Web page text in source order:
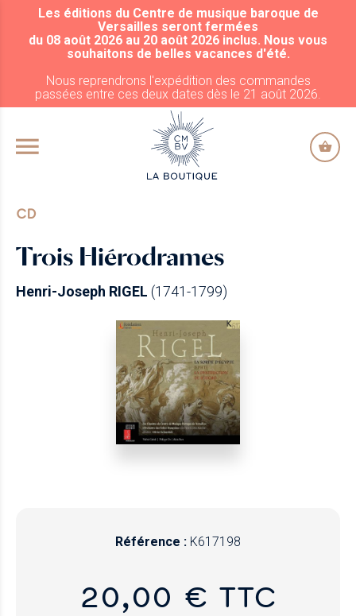
ALLER AU CONTENU PRINCIPAL
Les éditions du Centre de musique baroque de
Versailles seront fermées
du 08 août 2026 au 20 août 2026 inclus. Nous vous
souhaitons de belles vacances d'été.
Nous reprendrons l'expédition des commandes
passées entre ces deux dates dès le 21 août 2026.
CD
Trois Hiérodrames
Henri-Joseph RIGEL (1741-1799)
Référence : K617198
20,00 € TTC